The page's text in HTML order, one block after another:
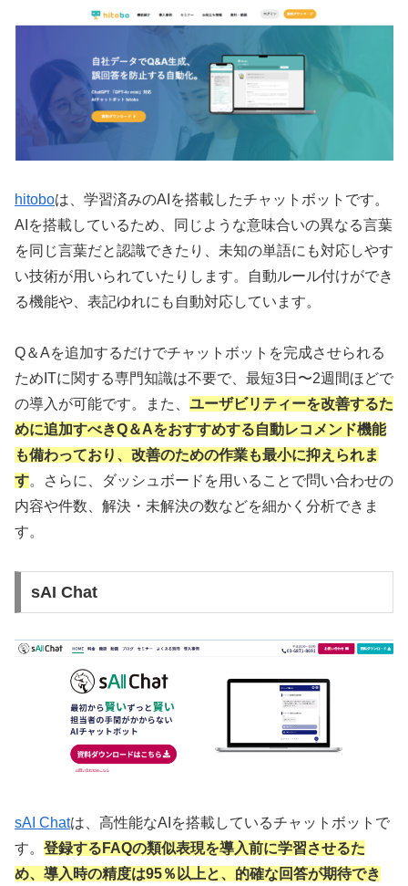
hitoboは、学習済みのAIを搭載したチャットボットです。
AIを搭載しているため、同じような意味合いの異なる言葉
を同じ言葉だと認識できたり、未知の単語にも対応しやす
い技術が用いられていたりします。自動ルール付けができ
る機能や、表記ゆれにも自動対応しています。
Q＆Aを追加するだけでチャットボットを完成させられる
ためITに関する専門知識は不要で、最短3日〜2週間ほどで
の導入が可能です。また、 ユーザビリティーを改善するた
めに追加すべきQ＆Aをおすすめする自動レコメンド機能
も備わっており、改善のための作業も最小に抑えられま
す。さらに、ダッシュボードを用いることで問い合わせの
内容や件数、解決・未解決の数などを細かく分析できま
す。
sAI Chat
sAI Chatは、高性能なAIを搭載しているチャットボットで
す。 登録するFAQの類似表現を導入前に学習させるた
め、導入時の精度は95％以上と、的確な回答が期待でき